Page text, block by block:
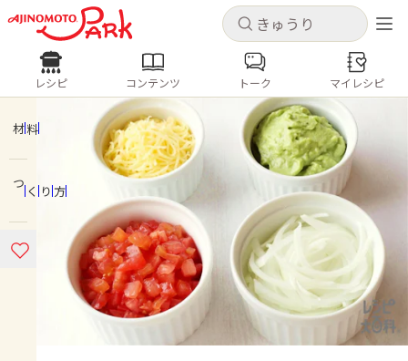
キャンセル
ログインするとレシピを保存できます
ログイン 新規登録
ホーム
コンテンツ
レシピ
キャンセル
レシピ コンテンツ
人気の食材・レシピ
きゅうり なす トマト
とうもろこし
ピーマン
みょうが ゴーヤ
レシピ コンテンツ トーク マイレシピ
材料
つくり方